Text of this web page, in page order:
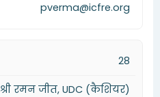
pverma@icfre.org
28
श्री रमन जीत, UDC (कैशियर)